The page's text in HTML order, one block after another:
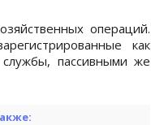
операций.
как
пассивными же